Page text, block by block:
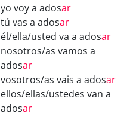
yo voy a adosar
tú vas a adosar
él/ella/usted va a adosar
nosotros/as vamos a
adosar
vosotros/as vais a adosar
ellos/ellas/ustedes van a
adosar